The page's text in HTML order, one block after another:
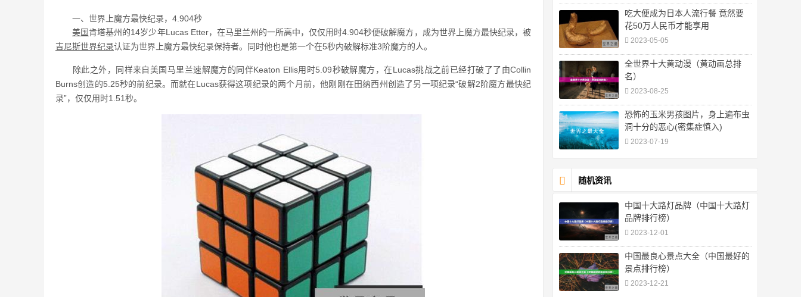
一、世界上魔方最快纪录，4.904秒
美国肯塔基州的14岁少年Lucas Etter，在马里兰州的一所高中，仅仅用时4.904秒便破解魔方，成为世界上魔方最快纪录，被
吉尼斯世界纪录认证为世界上魔方最快纪录保持者。同时他也是第一个在5秒内破解标准3阶魔方的人。
除此之外，同样来自美国马里兰速解魔方的同伴Keaton Ellis用时5.09秒破解魔方，在Lucas挑战之前已经打破了了由Collin
Burns创造的5.25秒的前纪录。而就在Lucas获得这项纪录的两个月前，他刚刚在田纳西州创造了另一项纪录“破解2阶魔方最快纪
录”，仅仅用时1.51秒。
吃大便成为日本人流行餐 竟然要
花50万人民币才能享用
2023-05-05
全世界十大黄动漫（黄动画总排
名）
2023-08-25
恐怖的玉米男孩图片，身上遍布虫
洞十分的恶心(密集症慎入)
2023-07-19
随机资讯
中国十大路灯品牌（中国十大路灯
品牌排行榜）
2023-12-01
中国最良心景点大全（中国最好的
景点排行榜）
2023-12-21